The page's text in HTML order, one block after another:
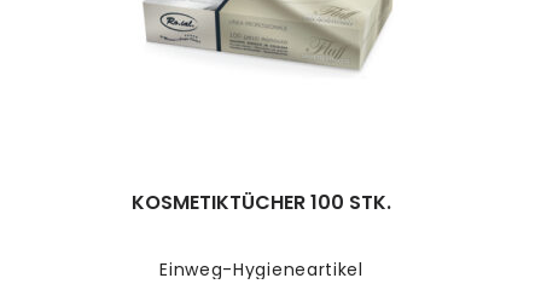
Einweg-Hygieneartikel
KOSMETIKTÜCHER 100 STK.